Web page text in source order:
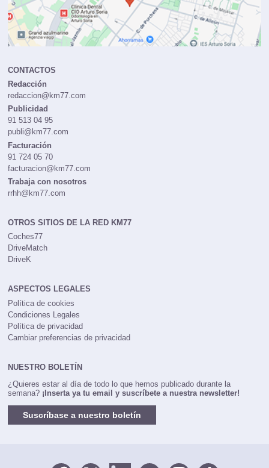
CONTACTOS
Redacción
redaccion@km77.com
Publicidad
91 513 04 95
publi@km77.com
Facturación
91 724 05 70
facturacion@km77.com
Trabaja con nosotros
rrhh@km77.com
OTROS SITIOS DE LA RED KM77
Coches77
DriveMatch
DriveK
ASPECTOS LEGALES
Política de cookies
Condiciones Legales
Política de privacidad
Cambiar preferencias de privacidad
NUESTRO BOLETÍN
¿Quieres estar al día de todo lo que hemos publicado durante la
semana? ¡Inserta ya tu email y suscríbete a nuestra newsletter!
Suscríbase a nuestro boletín